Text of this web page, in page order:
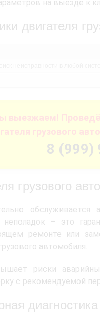
на выезде к
двигателя
выезжаем!
грузового
8 (999)
грузового
обслуживается
неполадок – это
ремонте или
автомобиля.
риски
с рекомендуемой
диагностика